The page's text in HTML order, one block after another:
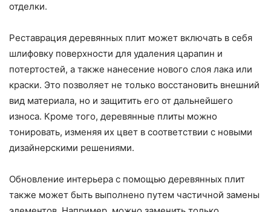
отделки.
Реставрация деревянных плит может включать в себя
шлифовку поверхности для удаления царапин и
потертостей, а также нанесение нового слоя лака или
краски. Это позволяет не только восстановить внешний
вид материала, но и защитить его от дальнейшего
износа. Кроме того, деревянные плиты можно
тонировать, изменяя их цвет в соответствии с новыми
дизайнерскими решениями.
Обновление интерьера с помощью деревянных плит
также может быть выполнено путем частичной замены